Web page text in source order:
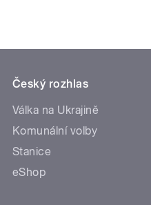
Český rozhlas
Válka na Ukrajině
Komunální volby
Stanice
eShop